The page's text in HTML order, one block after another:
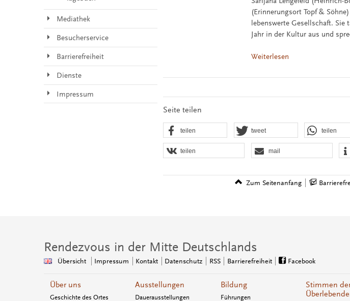
(Erinnerungsort Topf &
lebenswerte Gesellschaft.
Jahr in der Kultur aus und
Weiterlesen
Seite teilen
teilen tweet teilen
teilen mail
Zum Seitenanfang
Mediathek
Besucherservice
Barrierefreiheit
Dienste
Impressum
Rendezvous in der Mitte Deutschlands
Übersicht Impressum Kontakt Datenschutz RSS Barrierefreiheit Facebook
Über uns
Geschichte des Ortes
Ausstellungen
Dauerausstellungen
Bildung
Führungen
Stimmen